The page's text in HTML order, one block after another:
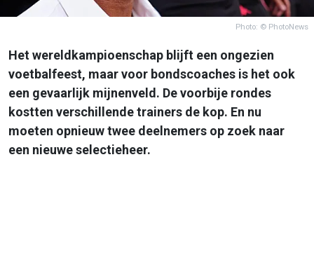
Photo: © PhotoNews
Het wereldkampioenschap blijft een ongezien
voetbalfeest, maar voor bondscoaches is het ook
een gevaarlijk mijnenveld. De voorbije rondes
kostten verschillende trainers de kop. En nu
moeten opnieuw twee deelnemers op zoek naar
een nieuwe selectieheer.